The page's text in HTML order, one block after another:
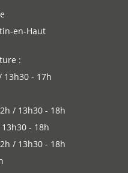
en-Haut
:
13h30 - 17h
/ 13h30 - 18h
- 18h
/ 13h30 - 18h